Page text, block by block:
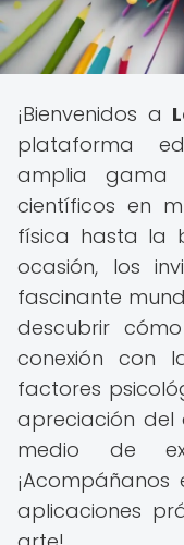
¡Bienvenidos a
plataforma
amplia gama
científicos en
física hasta la
ocasión, los
fascinante
descubrir
conexión con
factores
apreciación
medio de
aplicaciones